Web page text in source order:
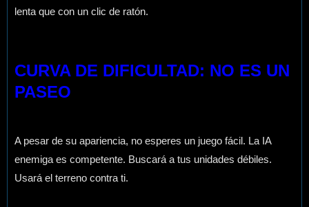
lenta que con un clic de ratón.
CURVA DE DIFICULTAD: NO ES UN
PASEO
A pesar de su apariencia, no esperes un juego fácil. La IA
enemiga es competente. Buscará a tus unidades débiles.
Usará el terreno contra ti.